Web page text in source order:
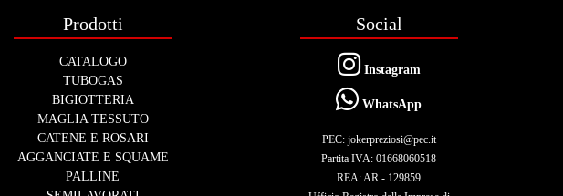
Prodotti
CATALOGO
TUBOGAS
BIGIOTTERIA
MAGLIA TESSUTO
CATENE E ROSARI
AGGANCIATE E SQUAME
PALLINE
Social
Instagram
WhatsApp
PEC: jokerpreziosi@pec.it
Partita IVA: 01668060518
REA: AR - 129859